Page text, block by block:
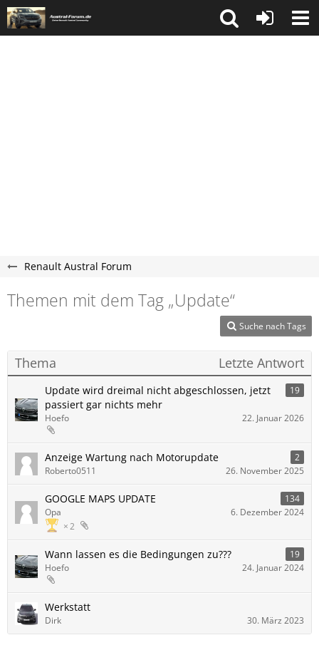
Renault Austral Forum
Themen mit dem Tag „Update“
Suche nach Tags
Thema Letzte Antwort
Update wird dreimal nicht abgeschlossen, jetzt
passiert gar nichts mehr
19
Hoefo 22. Januar 2026
Anzeige Wartung nach Motorupdate
2
Roberto0511
26. November 2025
GOOGLE MAPS UPDATE 134
2
Opa 6. Dezember 2024
Wann lassen es die Bedingungen zu???
19
Hoefo
24. Januar 2024
Werkstatt
Dirk 30. März 2023